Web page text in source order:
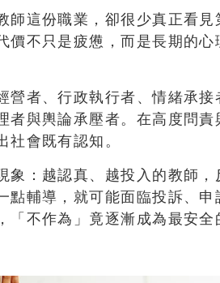
師這份職業，卻很少真正看見
價不只是疲憊，而是長期的心
者、行政執行者、情緒承接
者與輿論承壓者。在高度問責
會既有認知。
象：越認真、越投入的教師，
輔導，就可能面臨投訴、申
不作為」竟逐漸成為最安全